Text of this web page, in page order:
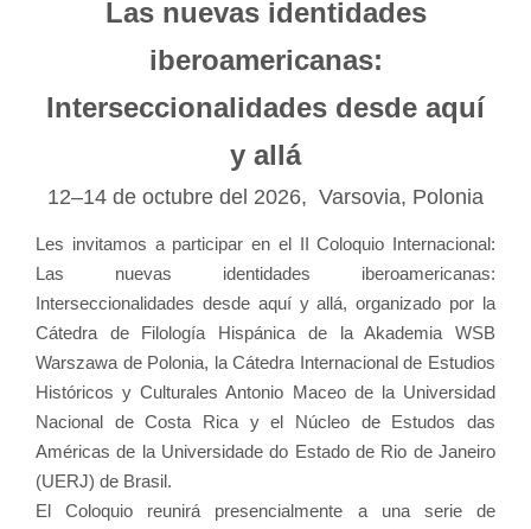
Las nuevas identidades
iberoamericanas:
Interseccionalidades desde aquí
y allá
12–14 de octubre del 2026, Varsovia, Polonia
Les invitamos a participar en el II Coloquio Internacional:
Las nuevas identidades iberoamericanas:
Interseccionalidades desde aquí y allá, organizado por la
Cátedra de Filología Hispánica de la Akademia WSB
Warszawa de Polonia, la Cátedra Internacional de Estudios
Históricos y Culturales Antonio Maceo de la Universidad
Nacional de Costa Rica y el Núcleo de Estudos das
Américas de la Universidade do Estado de Rio de Janeiro
(UERJ) de Brasil.
El Coloquio reunirá presencialmente a una serie de